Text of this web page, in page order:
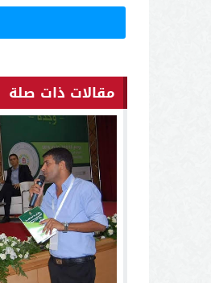
مقالات ذات صلة